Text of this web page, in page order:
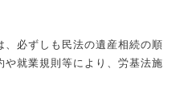
必ずしも民法の遺産相続の順
就業規則等により、労基法施